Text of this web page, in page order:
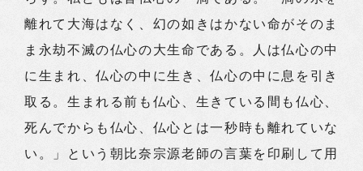
離れて大海はなく、幻の如きはかない命がそのま
ま永劫不滅の仏心の大生命である。人は仏心の中
に生まれ、仏心の中に生き、仏心の中に息を引き
取る。生まれる前も仏心、生きている間も仏心、
死んでからも仏心、仏心とは一秒時も離れていな
い。」という朝比奈宗源老師の言葉を印刷して用